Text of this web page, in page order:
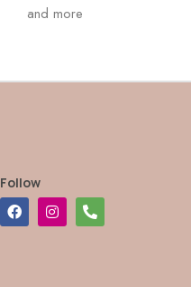
and more
Follow